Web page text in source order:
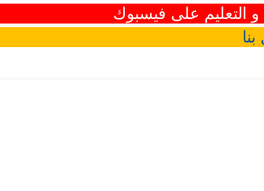
التعليم على فيسبوك
بنا